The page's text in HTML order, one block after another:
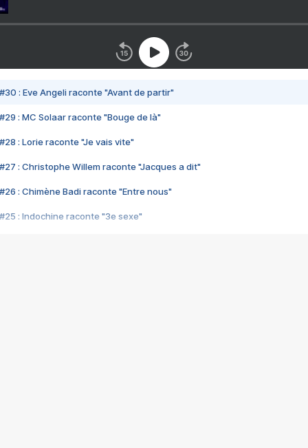
#30 : Eve Angeli raconte "Avant de partir"
#29 : MC Solaar raconte "Bouge de là"
#28 : Lorie raconte "Je vais vite"
#27 : Christophe Willem raconte "Jacques a dit"
#26 : Chimène Badi raconte "Entre nous"
#25 : Indochine raconte "3e sexe"